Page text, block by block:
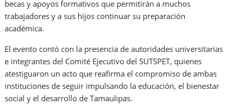
becas y apoyos formativos que permitirán a muchos
trabajadores y a sus hijos continuar su preparación
académica.
El evento contó con la presencia de autoridades universitarias
e integrantes del Comité Ejecutivo del SUTSPET, quienes
atestiguaron un acto que reafirma el compromiso de ambas
instituciones de seguir impulsando la educación, el bienestar
social y el desarrollo de Tamaulipas.